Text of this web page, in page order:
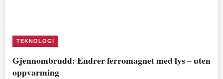
TEKNOLOGI
Gjennombrudd: Endrer ferromagnet med lys – uten
oppvarming